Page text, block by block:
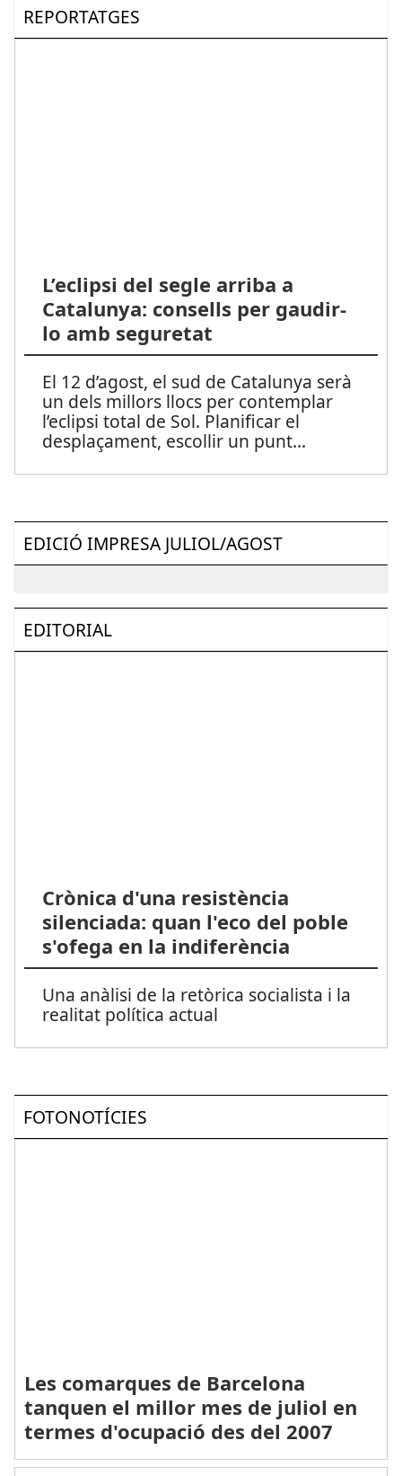
REPORTATGES
L’eclipsi del segle arriba a
Catalunya: consells per gaudir-
lo amb seguretat
El 12 d’agost, el sud de Catalunya serà
un dels millors llocs per contemplar
l’eclipsi total de Sol. Planificar el
desplaçament, escollir un punt...
EDICIÓ IMPRESA JULIOL/AGOST
EDITORIAL
Crònica d'una resistència
silenciada: quan l'eco del poble
s'ofega en la indiferència
Una anàlisi de la retòrica socialista i la
realitat política actual
FOTONOTÍCIES
Les comarques de Barcelona
tanquen el millor mes de juliol en
termes d'ocupació des del 2007